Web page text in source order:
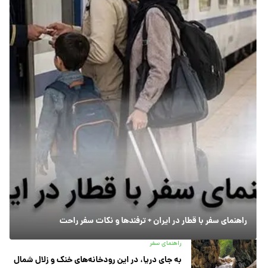
راهنمای سفر با قطار در ایران + ترفندها و نکات سفر راحت
راهنمای سفر
به جای دریا، در این رودخانه‌های خنک و زلال شمال